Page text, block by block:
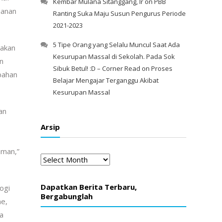
Ranting Suka Maju Susun Pengurus Periode
2021-2023
5 Tipe Orang yang Selalu Muncul Saat Ada
Kesurupan Massal di Sekolah. Pada Sok
Sibuk Betul! :D – Corner Read on Proses
Belajar Mengajar Terganggu Akibat
Kesurupan Massal
Arsip
Arsip
Dapatkan Berita Terbaru,
Bergabunglah